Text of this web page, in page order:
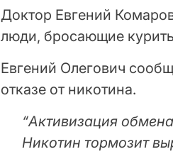
Доктор Евгений
люди, бросающие
Евгений Олегович
отказе от никотина.
“Активизация
Никотин тормозит